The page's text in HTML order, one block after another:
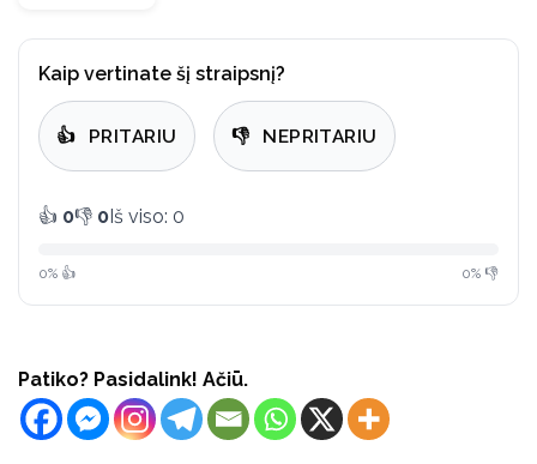
Kaip vertinate šį straipsnį?
👍 PRITARIU 👎 NEPRITARIU
👍 0👎 0 Iš viso: 0
0% 👍 0% 👎
Patiko? Pasidalink! Ačiū.